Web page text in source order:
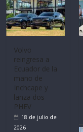
Volvo
Ecuador de la
mano de
Inchcape y
lanza dos
PHEV
18 de julio de
2026